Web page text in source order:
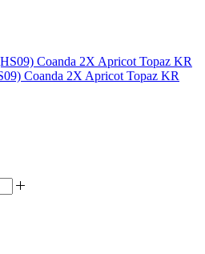
Coanda 2X Apricot Topaz KR